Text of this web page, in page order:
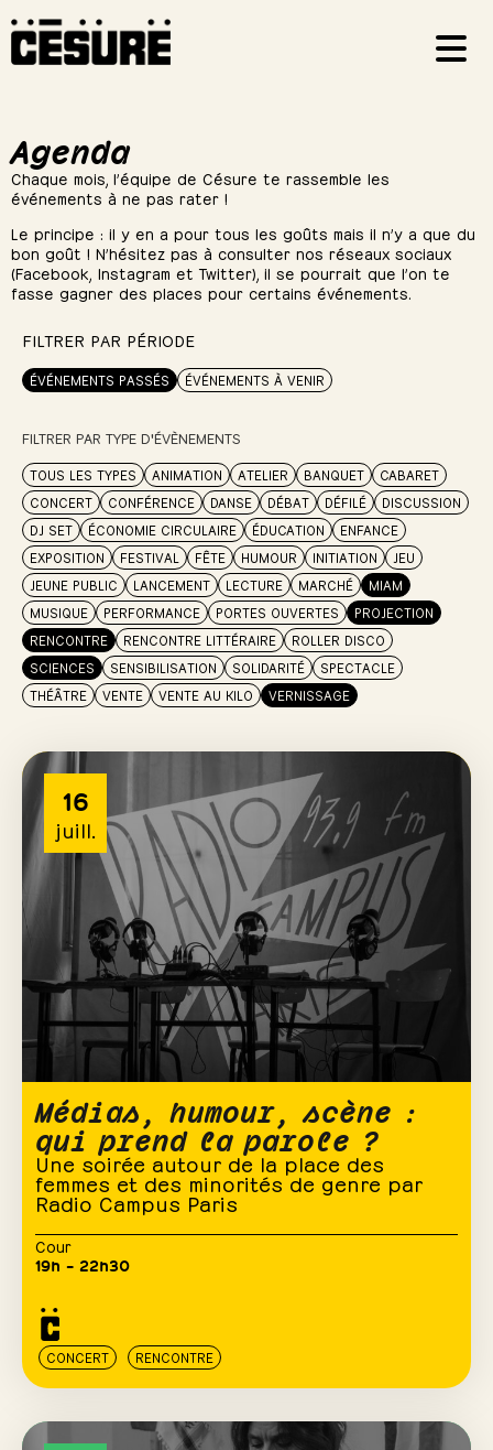
Agenda
Chaque mois, l’équipe de Césure te rassemble les
événements à ne pas rater !
Le principe : il y en a pour tous les goûts mais il n’y a que du
bon goût ! N’hésitez pas à consulter nos réseaux sociaux
(Facebook, Instagram et Twitter), il se pourrait que l’on te
fasse gagner des places pour certains événements.
FILTRER PAR PÉRIODE
ÉVÉNEMENTS PASSÉS ÉVÉNEMENTS À VENIR
FILTRER PAR TYPE D'ÉVÈNEMENTS
TOUS LES TYPES ANIMATION ATELIER BANQUET
CABARET
CONCERT
CONFÉRENCE DANSE DÉBAT DÉFILÉ
DISCUSSION
DJ SET
ÉCONOMIE CIRCULAIRE ÉDUCATION
ENFANCE
EXPOSITION
FESTIVAL FÊTE HUMOUR INITIATION
JEU
JEUNE PUBLIC
LANCEMENT LECTURE MARCHÉ
MIAM
MUSIQUE
PERFORMANCE PORTES OUVERTES
PROJECTION
RENCONTRE
RENCONTRE LITTÉRAIRE
ROLLER DISCO
SCIENCES
SENSIBILISATION SOLIDARITÉ
SPECTACLE
THÉÂTRE
VENTE VENTE AU KILO VERNISSAGE
16
juill.
Médias, humour, scène :
qui prend la parole ?
Une soirée autour de la place des
femmes et des minorités de genre par
Radio Campus Paris
Cour
19h – 22h30
CONCERT RENCONTRE